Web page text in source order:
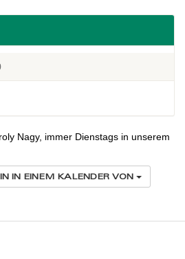
Nagy, immer Dienstags in unserem
IN EINEM KALENDER VON